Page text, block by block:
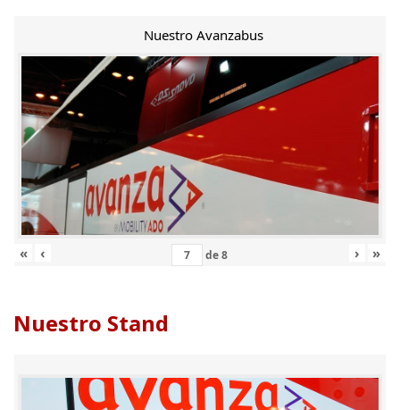
Nuestro Avanzabus
« ‹ de8 › »
Nuestro Stand